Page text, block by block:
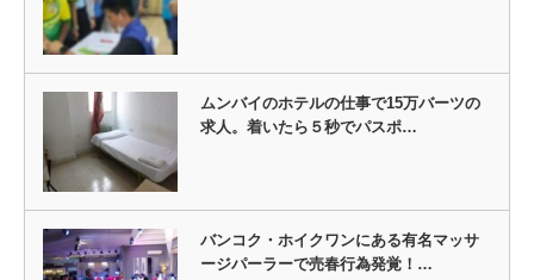
ムンバイのホテルの仕事で15万バーツの
求人。着いたら５秒でパスポ…
バンコク・ホイクワンにある有名マッサ
ージパーラーで売春行為発覚！…